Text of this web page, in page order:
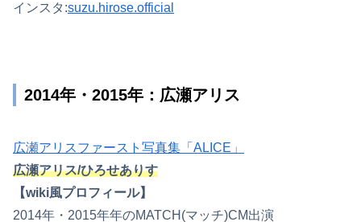
インスタ:suzu.hirose.official
2014年・2015年：広瀬アリス
広瀬アリスファースト写真集「ALICE」
広瀬アリス/ひろせありす
【wiki風プロフィール】
2014年・2015年年のMATCH(マッチ)CM出演